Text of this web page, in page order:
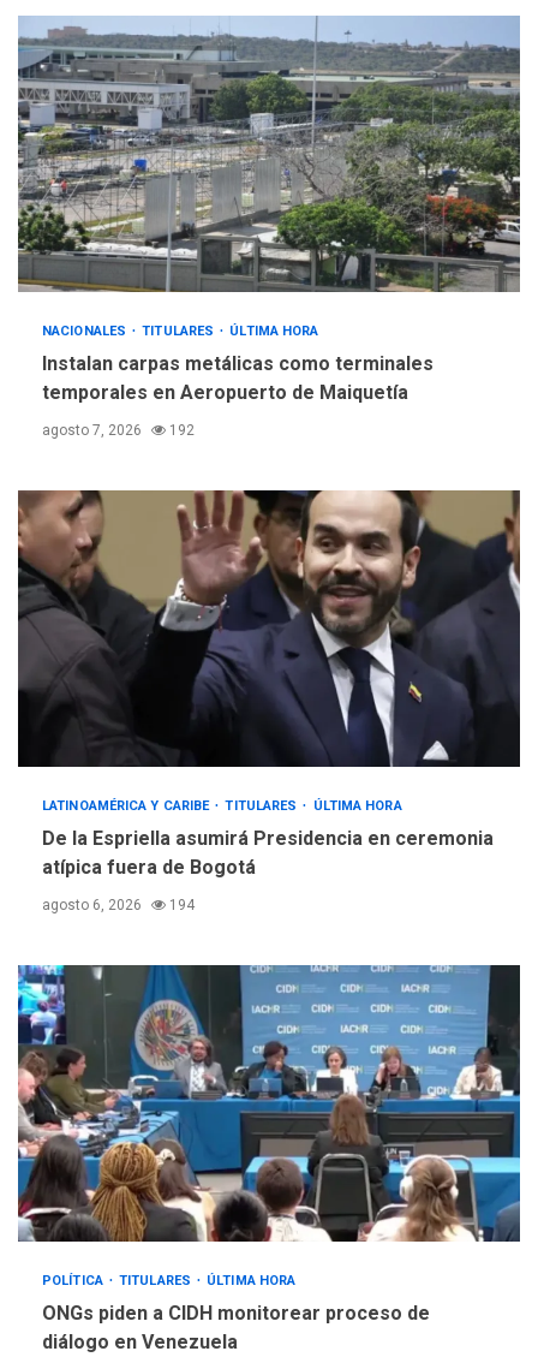
4
TITULARES
ÚLTIMA HORA
Gobierno y AN2015 en
nueva mesa de diálogo
INTERNACIONALES ÚLTIMA HORA
Hiroshima 81 años de la
debacle atómica. Japón
debate principios no
nucleares
NACIONALES TITULARES ÚLTIMA HORA
Instalan carpas metálicas como terminales
temporales en Aeropuerto de Maiquetía
agosto 7, 2026 192
LATINOAMÉRICA Y CARIBE TITULARES ÚLTIMA HORA
De la Espriella asumirá Presidencia en ceremonia
atípica fuera de Bogotá
agosto 6, 2026 194
POLÍTICA TITULARES ÚLTIMA HORA
ONGs piden a CIDH monitorear proceso de
diálogo en Venezuela